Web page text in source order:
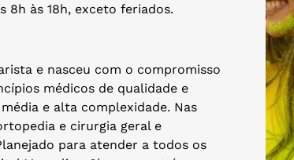
8h às 18h, exceto feriados.
e nasceu com o compromisso
médicos de qualidade e
e alta complexidade. Nas
e cirurgia geral e
para atender a todos os